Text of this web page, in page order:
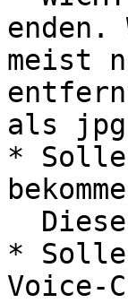
enden.
meist
als jpg
*
*
Voice-